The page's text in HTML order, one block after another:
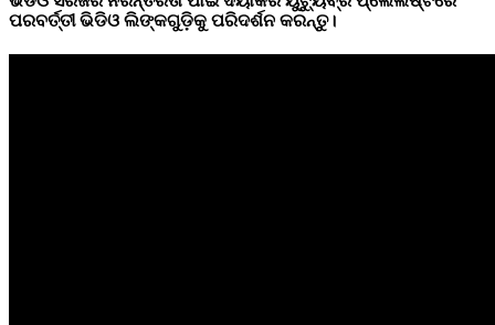
ପରବର୍ତ୍ତୀ ଭିଡିଓ ଲିଙ୍କଗୁଡ଼ିକୁ ପରିଦର୍ଶନ କରନ୍ତୁ।